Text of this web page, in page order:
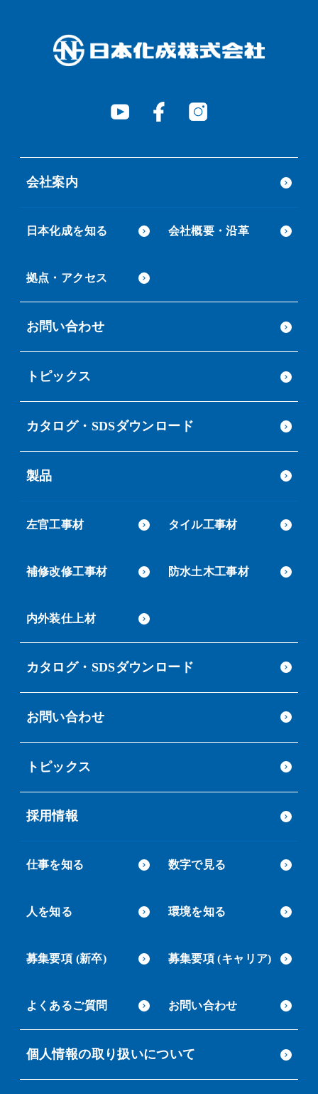
会社案内
日本化成を知る 会社概要・沿革
拠点・アクセス
お問い合わせ
トピックス
カタログ・SDSダウンロード
製品
左官工事材 タイル工事材
補修改修工事材 防水土木工事材
内外装仕上材
カタログ・SDSダウンロード
お問い合わせ
トピックス
採用情報
仕事を知る 数字で見る
人を知る 環境を知る
募集要項 (新卒) 募集要項 (キャリア)
よくあるご質問 お問い合わせ
個人情報の取り扱いについて